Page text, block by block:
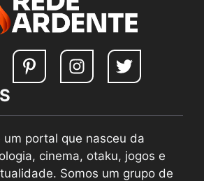
um portal que nasceu da
cinema, otaku, jogos e
Somos um grupo de